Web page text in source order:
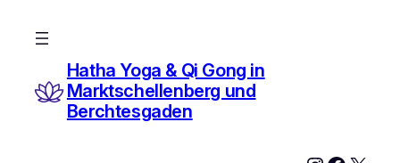
Hatha Yoga & Qi Gong in
Marktschellenberg und
Berchtesgaden